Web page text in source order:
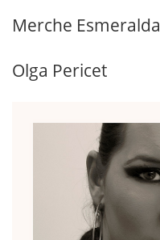
Merche Esmeralda
Olga Pericet